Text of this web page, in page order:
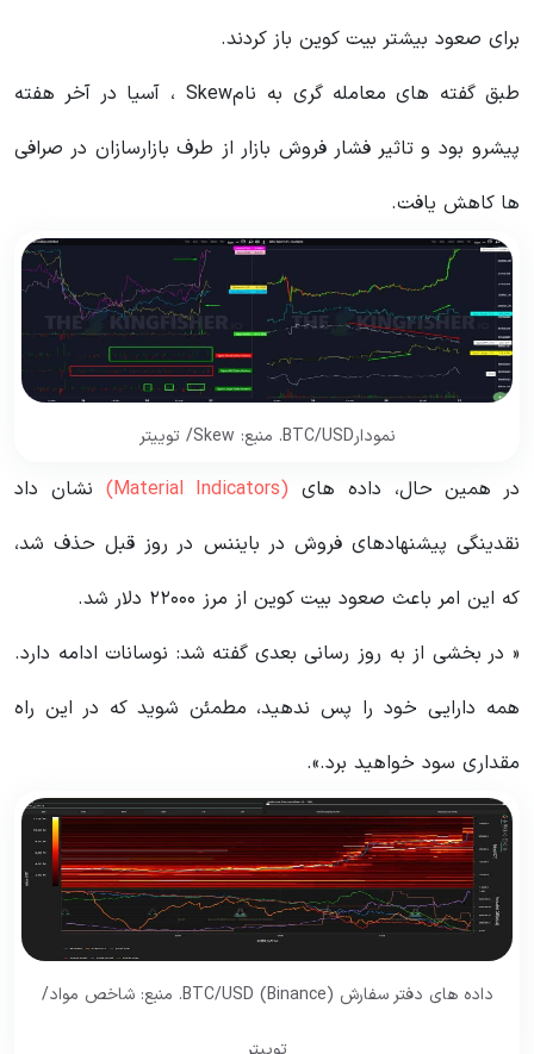
برای صعود بیشتر بیت کوین باز کردند.
طبق گفته های معامله گری به نامSkew ، آسیا در آخر هفته
پیشرو بود و تاثیر فشار فروش بازار از طرف بازارسازان در صرافی
ها کاهش یافت.
نمودارBTC/USD. منبع: Skew/ توییتر
در همین حال، داده های (Material Indicators)
نشان داد
نقدینگی پیشنهادهای فروش در بایننس در روز قبل حذف شد،
که این امر باعث صعود بیت کوین از مرز ۲۲۰۰۰ دلار شد.
« در بخشی از به روز رسانی بعدی گفته شد: نوسانات ادامه دارد.
همه دارایی خود را پس ندهید، مطمئن شوید که در این راه
مقداری سود خواهید برد.».
داده های دفتر سفارش BTC/USD (Binance). منبع: شاخص مواد/